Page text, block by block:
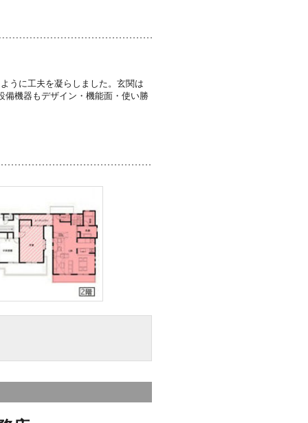
うに工夫を凝らしました。玄関は
備機器もデザイン・機能面・使い勝